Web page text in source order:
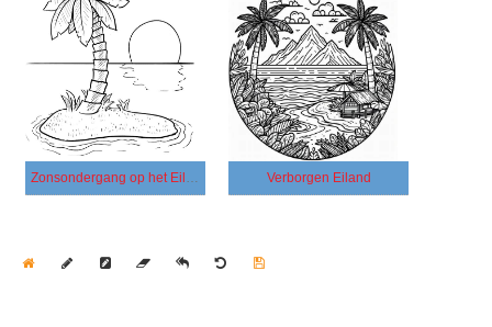
Zonsondergang op het Eiland Verborgen Eiland